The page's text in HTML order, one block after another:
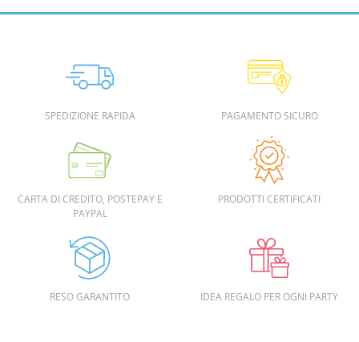
SPEDIZIONE RAPIDA PAGAMENTO SICURO
CARTA DI CREDITO, POSTEPAY E
PAYPAL
PRODOTTI CERTIFICATI
RESO GARANTITO IDEA REGALO PER OGNI PARTY